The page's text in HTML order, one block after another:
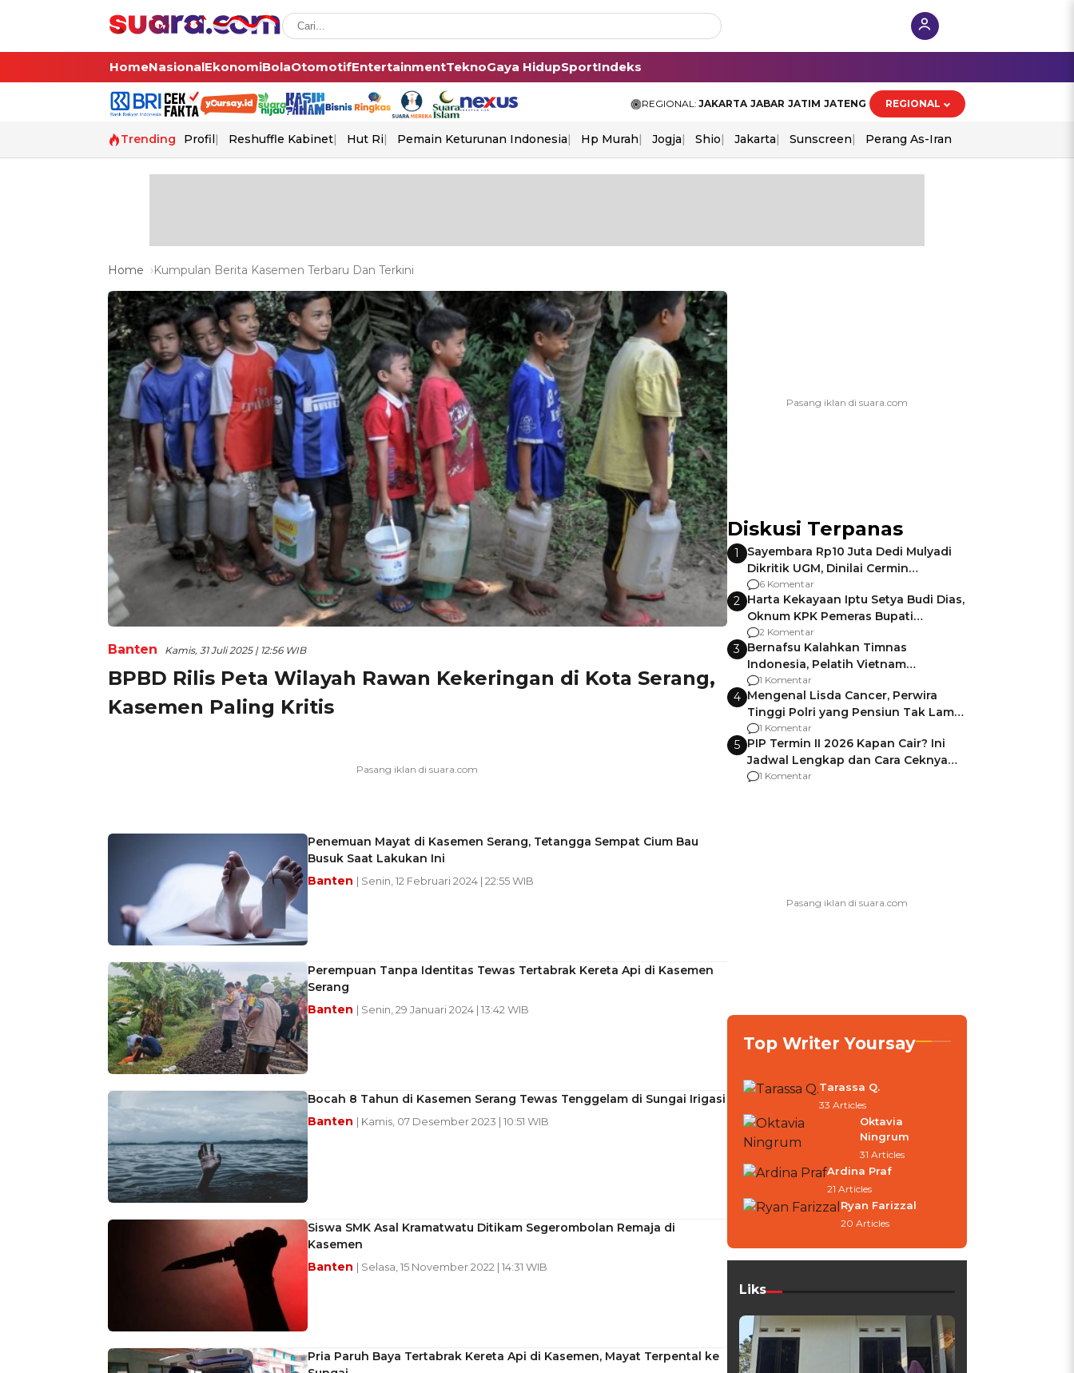
HomeNasionalEkonomiBolaOtomotifEntertainmentTeknoGaya HidupSportIndeks
REGIONAL: JAKARTA JABAR JATIM JATENG REGIONAL
Trending Profil Reshuffle Kabinet Hut Ri Pemain Keturunan Indonesia Hp Murah Jogja Shio Jakarta Sunscreen Perang As-Iran
Home Kumpulan Berita Kasemen Terbaru Dan Terkini
Banten Kamis, 31 Juli 2025 | 12:56 WIB
BPBD Rilis Peta Wilayah Rawan Kekeringan di Kota Serang,
Kasemen Paling Kritis
Penemuan Mayat di Kasemen Serang, Tetangga Sempat Cium Bau
Busuk Saat Lakukan Ini
Banten | Senin, 12 Februari 2024 | 22:55 WIB
Perempuan Tanpa Identitas Tewas Tertabrak Kereta Api di Kasemen
Serang
Banten | Senin, 29 Januari 2024 | 13:42 WIB
Bocah 8 Tahun di Kasemen Serang Tewas Tenggelam di Sungai Irigasi
Banten | Kamis, 07 Desember 2023 | 10:51 WIB
Siswa SMK Asal Kramatwatu Ditikam Segerombolan Remaja di
Kasemen
Banten | Selasa, 15 November 2022 | 14:31 WIB
Pria Paruh Baya Tertabrak Kereta Api di Kasemen, Mayat Terpental ke
Diskusi Terpanas
1
Sayembara Rp10 Juta Dedi Mulyadi
Dikritik UGM, Dinilai Cermin
Gagalnya Negara Jamin Keamanan
6 Komentar
2 Harta Kekayaan Iptu Setya Budi Dias,
Oknum KPK Pemeras Bupati
Pemalang
2 Komentar
3 Bernafsu Kalahkan Timnas
Indonesia, Pelatih Vietnam
Berencana Pakai Jimat di Pakansari
1 Komentar
4 Mengenal Lisda Cancer, Perwira
Tinggi Polri yang Pensiun Tak Lama
Usai Jadi Brigjen
1 Komentar
5 PIP Termin II 2026 Kapan Cair? Ini
Jadwal Lengkap dan Cara Ceknya
agar Dana Tidak Hangus!
1 Komentar
Top Writer Yoursay
Tarassa Q.
33 Articles
Oktavia
Ningrum
31 Articles
Ardina Praf
21 Articles
Ryan Farizzal
20 Articles
Liks